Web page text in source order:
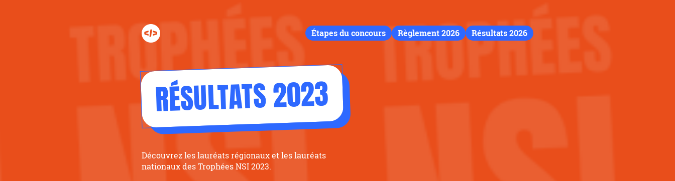
Étapes du concours Règlement 2026 Résultats 2026
RÉSULTATS 2023
Découvrez les lauréats régionaux et les lauréats
nationaux des Trophées NSI 2023.